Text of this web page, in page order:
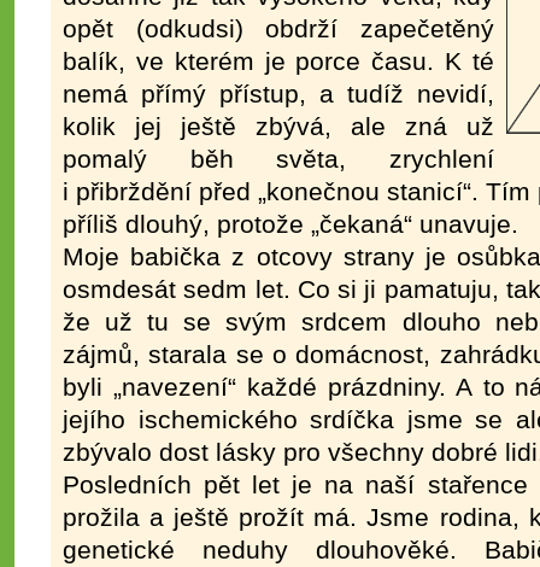
opět (odkudsi) obdrží zapečetěný
balík, ve kterém je porce času. K té
nemá přímý přístup, a tudíž nevidí,
kolik jej ještě zbývá, ale zná už
pomalý běh světa, zrychlení
i přibrždění před „konečnou stanicí“.
příliš dlouhý, protože „čekaná“ unavuje.
Moje babička z otcovy strany je
osmdesát sedm let. Co si ji pamatuju,
že už tu se svým srdcem dlouho
zájmů, starala se o domácnost,
byli „navezení“ každé prázdniny. A to
jejího ischemického srdíčka jsme se
zbývalo dost lásky pro všechny dobré
Posledních pět let je na naší
prožila a ještě prožít má. Jsme rodina,
genetické neduhy dlouhověké.